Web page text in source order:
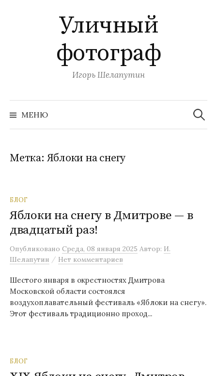
к
с
р
м
о
м
Уличный
фотограф
Игорь Шелапутин
МЕНЮ а
й
Метка: Яблоки на снегу
БЛОГ
Яблоки на снегу в Дмитрове — в
двадцатый раз!
Опубликовано Среда, 08 января 2025 Автор: И.
Шелапутин / Нет комментариев
Шестого января в окрестностях Дмитрова
Московской области состоялся
воздухоплавательный фестиваль «Яблоки на снегу».
Этот фестиваль традиционно проход...
БЛОГ